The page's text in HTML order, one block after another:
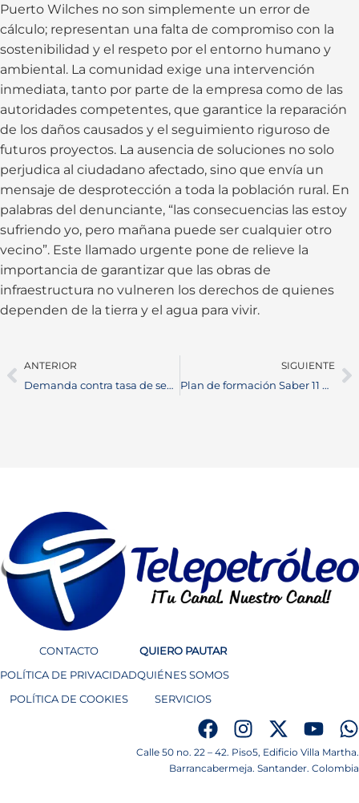
Puerto Wilches no son simplemente un error de
cálculo; representan una falta de compromiso con la
sostenibilidad y el respeto por el entorno humano y
ambiental. La comunidad exige una intervención
inmediata, tanto por parte de la empresa como de las
autoridades competentes, que garantice la reparación
de los daños causados y el seguimiento riguroso de
futuros proyectos. La ausencia de soluciones no solo
perjudica al ciudadano afectado, sino que envía un
mensaje de desprotección a toda la población rural. En
palabras del denunciante, “las consecuencias las estoy
sufriendo yo, pero mañana puede ser cualquier otro
vecino”. Este llamado urgente pone de relieve la
importancia de garantizar que las obras de
infraestructura no vulneren los derechos de quienes
dependen de la tierra y el agua para vivir.
ANTERIOR
Demanda contra tasa de seguridad en Santander fue interpuesta ante el Tribunal Administrativo
SIGUIENTE
Plan de formación Saber 11 Barrancabermeja beneficiará a más de 2.000 estudiantes
CONTACTO
POLÍTICA DE PRIVACIDAD
POLÍTICA DE COOKIES
QUIERO PAUTAR
QUIÉNES SOMOS
SERVICIOS
Calle 50 no. 22 – 42. Piso5, Edificio Villa Martha.
Barrancabermeja. Santander. Colombia